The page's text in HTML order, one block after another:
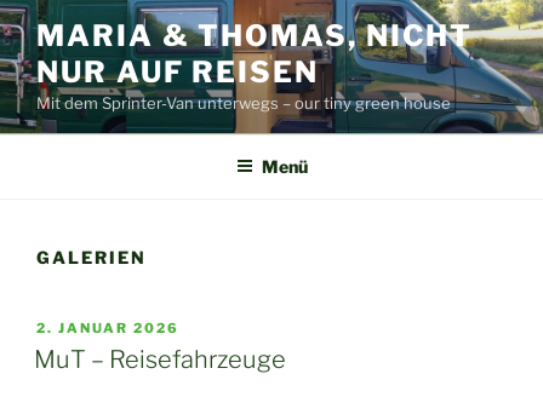
Zum
Inhalt
springen
MARIA & THOMAS, NICHT
NUR AUF REISEN
Mit dem Sprinter-Van unterwegs – our tiny green house
Menü
GALERIEN
VERÖFFENTLICHT
AM
2. JANUAR 2026
MuT – Reisefahrzeuge